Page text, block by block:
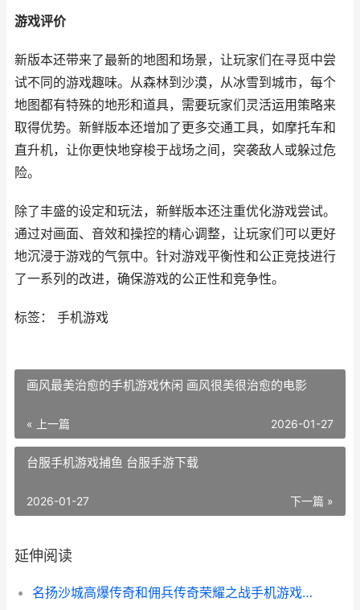
游戏评价
新版本还带来了最新的地图和场景，让玩家们在寻觅中尝
试不同的游戏趣味。从森林到沙漠，从冰雪到城市，每个
地图都有特殊的地形和道具，需要玩家们灵活运用策略来
取得优势。新鲜版本还增加了更多交通工具，如摩托车和
直升机，让你更快地穿梭于战场之间，突袭敌人或躲过危
险。
除了丰盛的设定和玩法，新鲜版本还注重优化游戏尝试。
通过对画面、音效和操控的精心调整，让玩家们可以更好
地沉浸于游戏的气氛中。针对游戏平衡性和公正竞技进行
了一系列的改进，确保游戏的公正性和竞争性。
标签： 手机游戏
画风最美治愈的手机游戏休闲 画风很美很治愈的电影
« 上一篇 2026-01-27
台服手机游戏捕鱼 台服手游下载
下一篇 »
2026-01-27
延伸阅读
名扬沙城高爆传奇和佣兵传奇荣耀之战手机游戏哪个好 名扬沙城有多少版本